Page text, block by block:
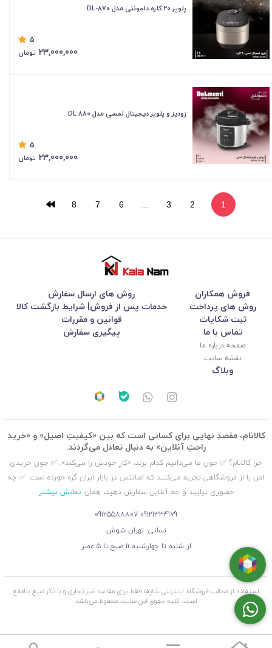
پلوپز 20 کاره دلمونتی مدل DL-870
5
23,000,000 تومان
زودپز و پلوپز دیجیتال لمسی مدل DL 880
5
23,000,000 تومان
1
2
3
6
7
8
فروش همکاران
روش های ارسال سفارش
روش های پرداخت
خدمات پس از فروش| شرایط بازگشت کالا
ثبت شکایات
قوانین و مقررات
تماس با ما
صفحه درباره ما
نقشه سایت
پیگیری سفارش
وبلاگ
کالانام، مقصدِ نهایی برای کسانی است که بین «کیفیتِ اصیل» و «خریدِ
راحتِ آنلاین» به دنبال تعادل می‌گردند.
چرا کالانام؟ ✅ چون ما می‌دانیم کدام برند، «کارِ خودش را می‌کند». ✅ چون خریدی
امن را از فروشگاهی تجربه می‌کنید که اصالتش در بازارِ ایران گره خورده است. ✅ چه
حضوری بیایید و چه آنلاین سفارش دهید، همان نمایش بیشتر
09121334179
09125588807
نشانی: تهران شوش
از شنبه تا چهارشنبه ۱۱ صبح تا ۵ عصر
استفاده از مطالب فروشگاه اینترنتی شاپفا فقط برای مقاصد غیر تجاری و با ذکر منبع بلامانع
است. کليه حقوق اين سايت محفوظ می‌باشد